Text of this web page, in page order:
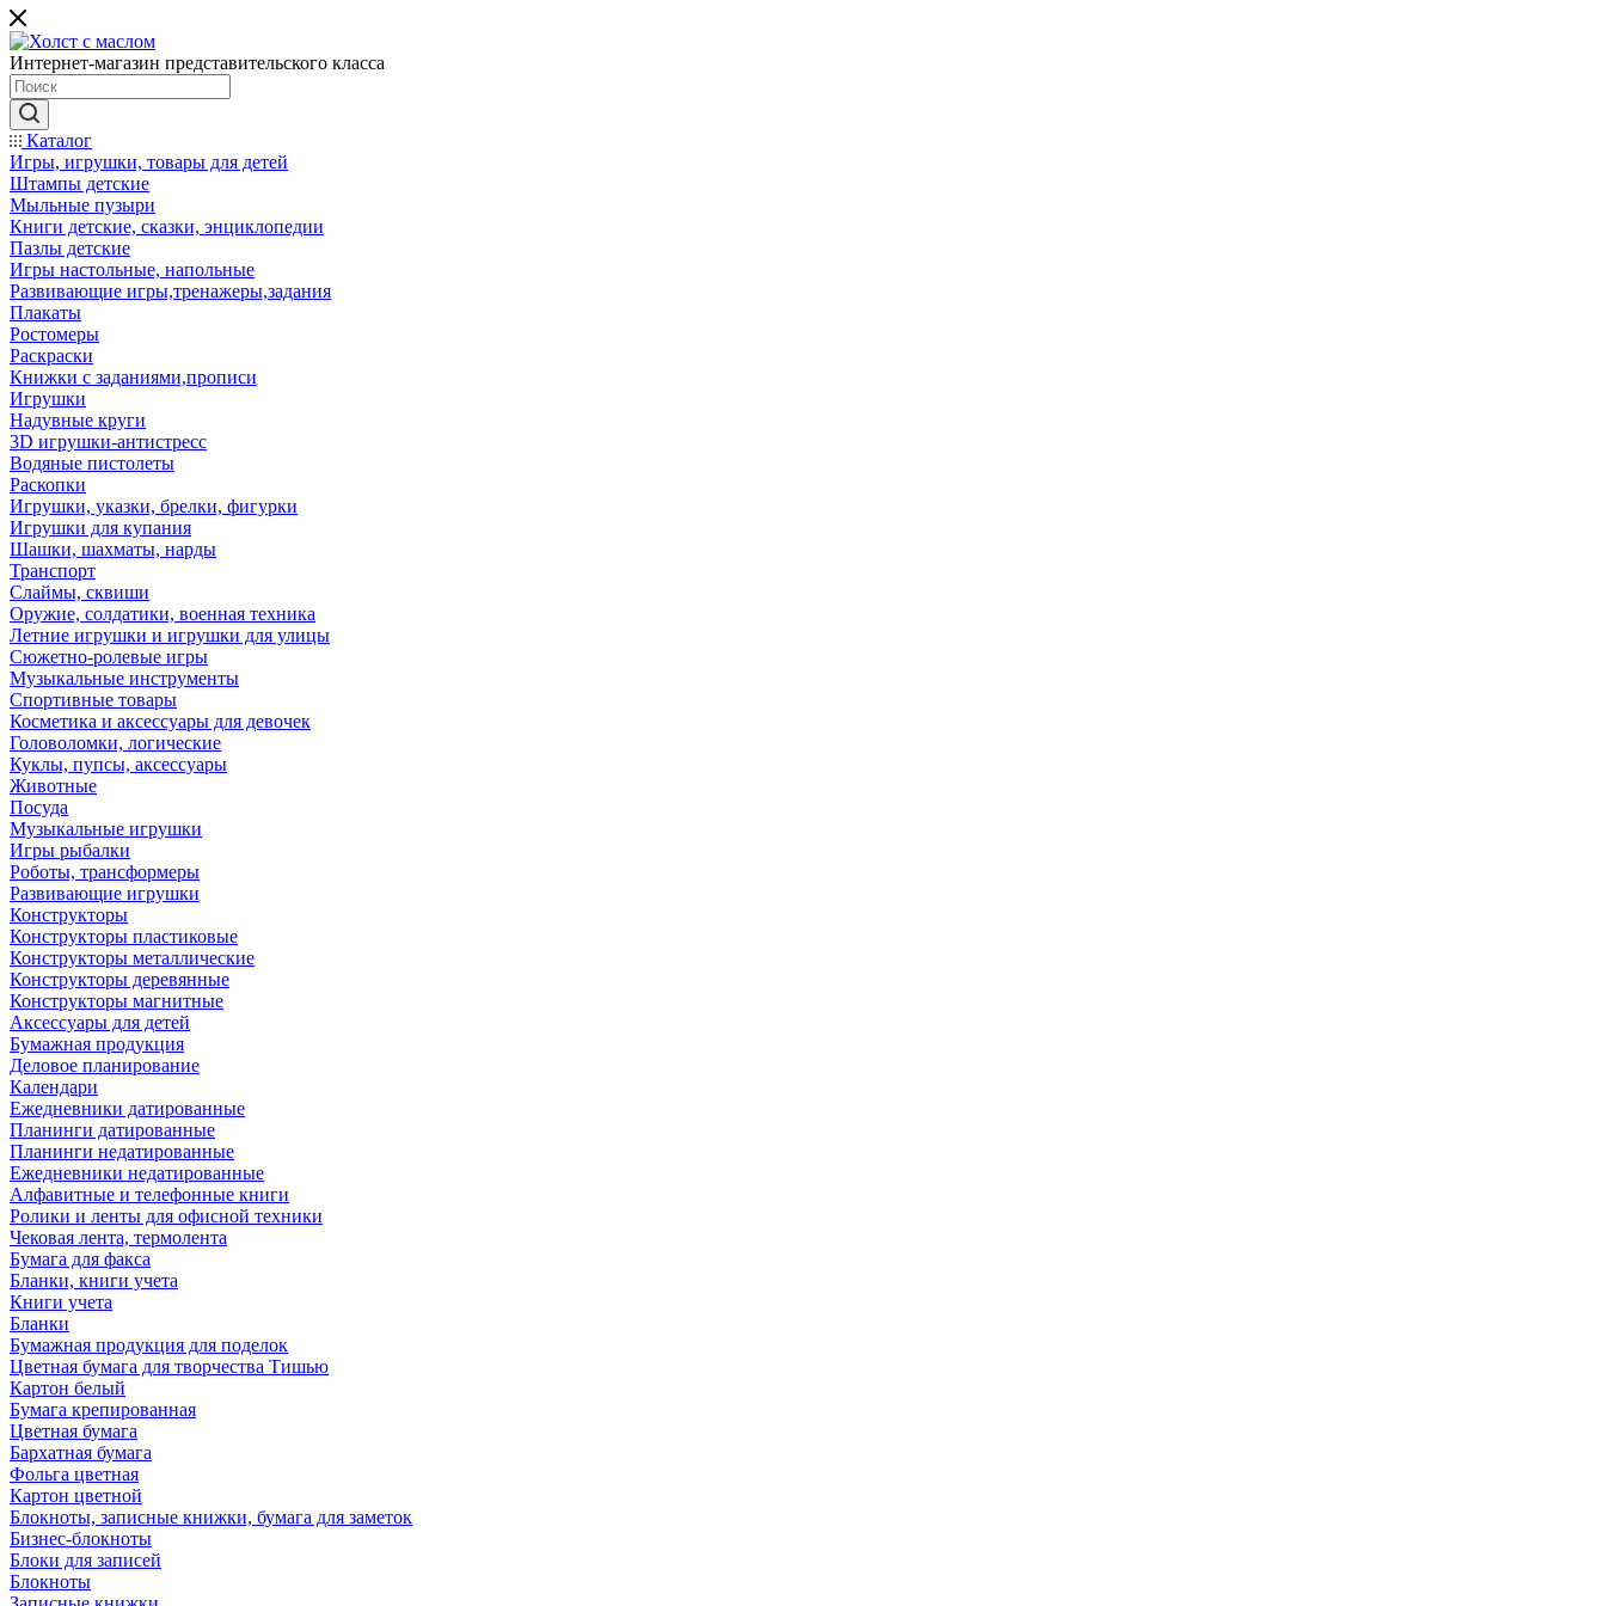
Интернет-магазин представительского класса
Каталог
Игры, игрушки, товары для детей
Штампы детские
Мыльные пузыри
Книги детские, сказки, энциклопедии
Пазлы детские
Игры настольные, напольные
Развивающие игры,тренажеры,задания
Плакаты
Ростомеры
Раскраски
Книжки с заданиями,прописи
Игрушки
Надувные круги
3D игрушки-антистресс
Водяные пистолеты
Раскопки
Игрушки, указки, брелки, фигурки
Игрушки для купания
Шашки, шахматы, нарды
Транспорт
Слаймы, сквиши
Оружие, солдатики, военная техника
Летние игрушки и игрушки для улицы
Сюжетно-ролевые игры
Музыкальные инструменты
Спортивные товары
Косметика и аксессуары для девочек
Головоломки, логические
Куклы, пупсы, аксессуары
Животные
Посуда
Музыкальные игрушки
Игры рыбалки
Роботы, трансформеры
Развивающие игрушки
Конструкторы
Конструкторы пластиковые
Конструкторы металлические
Конструкторы деревянные
Конструкторы магнитные
Аксессуары для детей
Бумажная продукция
Деловое планирование
Календари
Ежедневники датированные
Планинги датированные
Планинги недатированные
Ежедневники недатированные
Алфавитные и телефонные книги
Ролики и ленты для офисной техники
Чековая лента, термолента
Бумага для факса
Бланки, книги учета
Книги учета
Бланки
Бумажная продукция для поделок
Цветная бумага для творчества Тишью
Картон белый
Бумага крепированная
Цветная бумага
Бархатная бумага
Фольга цветная
Картон цветной
Блокноты, записные книжки, бумага для заметок
Бизнес-блокноты
Блоки для записей
Блокноты